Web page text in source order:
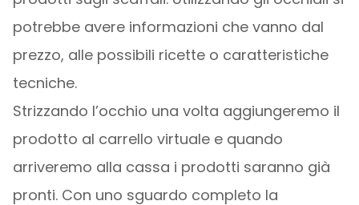
potrebbe avere informazioni che vanno dal
prezzo, alle possibili ricette o caratteristiche
tecniche.
Strizzando l’occhio una volta aggiungeremo il
prodotto al carrello virtuale e quando
arriveremo alla cassa i prodotti saranno già
pronti. Con uno sguardo completo la